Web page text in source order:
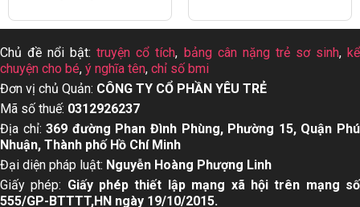
Chủ đề nổi bật:truyện cổ tích, bảng cân nặng trẻ sơ sinh,kể
chuyện cho bé, ý nghĩa tên, chỉ số bmi
Đơn vị chủ Quản: CÔNG TY CỔ PHẦN YÊU TRẺ
Mã số thuế: 0312926237
Địa chỉ:369 đường Phan Đình Phùng, Phường 15, Quận Phú
Nhuận, Thành phố Hồ Chí Minh
Đại diện pháp luật: Nguyễn Hoàng Phượng Linh
Giấy phép: Giấy phép thiết lập mạng xã hội trên mạng số
555/GP-BTTTT,HN ngày 19/10/2015.